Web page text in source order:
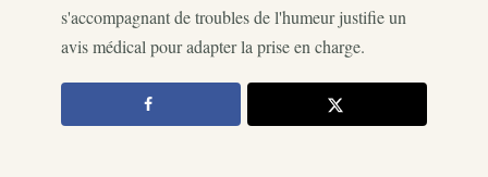
s'accompagnant de troubles de l'humeur justifie un
avis médical pour adapter la prise en charge.